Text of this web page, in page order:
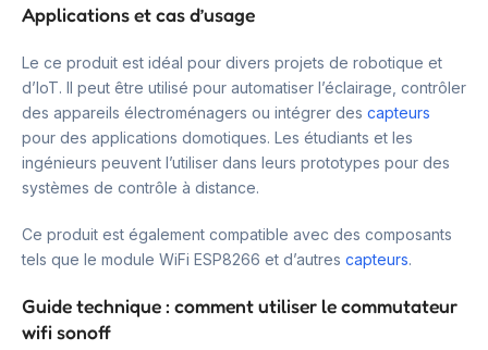
Applications et cas d’usage
Le ce produit est idéal pour divers projets de robotique et
d’IoT. Il peut être utilisé pour automatiser l’éclairage, contrôler
des appareils électroménagers ou intégrer des capteurs
pour des applications domotiques. Les étudiants et les
ingénieurs peuvent l’utiliser dans leurs prototypes pour des
systèmes de contrôle à distance.
Ce produit est également compatible avec des composants
tels que le module WiFi ESP8266 et d’autres capteurs.
Guide technique : comment utiliser le commutateur
wifi sonoff